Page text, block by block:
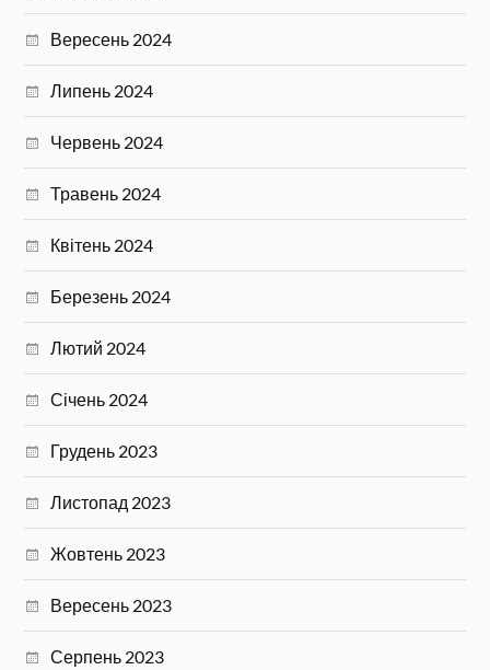
Вересень 2024
Липень 2024
Червень 2024
Травень 2024
Квітень 2024
Березень 2024
Лютий 2024
Січень 2024
Грудень 2023
Листопад 2023
Жовтень 2023
Вересень 2023
Серпень 2023